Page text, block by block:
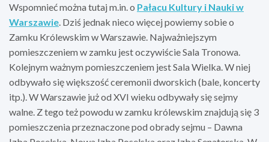
Wspomnieć można tutaj m.in. o Pałacu Kultury i Nauki w
Warszawie. Dziś jednak nieco więcej powiemy sobie o
Zamku Królewskim w Warszawie. Najważniejszym
pomieszczeniem w zamku jest oczywiście Sala Tronowa.
Kolejnym ważnym pomieszczeniem jest Sala Wielka. W niej
odbywało się większość ceremonii dworskich (bale, koncerty
itp.). W Warszawie już od XVI wieku odbywały się sejmy
walne. Z tego też powodu w zamku królewskim znajdują się 3
pomieszczenia przeznaczone pod obrady sejmu – Dawna